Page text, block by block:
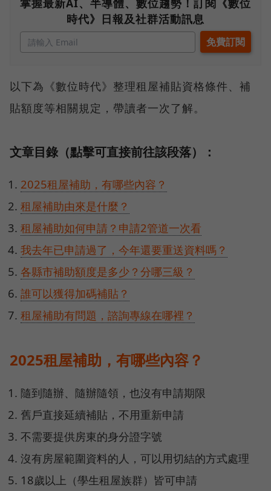
時代》日報及社群活動訊息
以下為《數位時代》整理租屋補貼資格條件、補
貼額度等相關規定，帶讀者一次了解。
文章目錄（點擊可直接前往該段落）：
2025租屋補助，有哪些內容？
租屋補助由來是什麼？
租屋補助如何申請？申請2管道一次看
我去年已申請過了，今年還要重送資料嗎？
各縣市補助額度是多少？分哪三級？
誰可以獲得加碼補貼？
租屋補助有問題，諮詢專線在哪裡？
2025租屋補助，有哪些內容？
隨到隨辦、隨辦隨領，也沒有申請期限
舊戶直接延續補貼，不用重新申請
不需要提供房東的身分證字號
沒有房屋範圍資料的人，可以用切結的方式處理
18歲以上（學生租屋族群）皆可申請